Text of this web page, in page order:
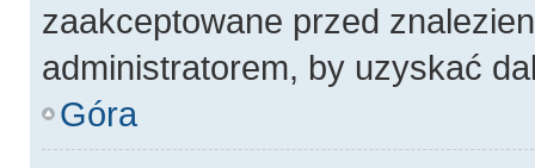
zaakceptowane przed
administratorem, by uzyskać
Góra